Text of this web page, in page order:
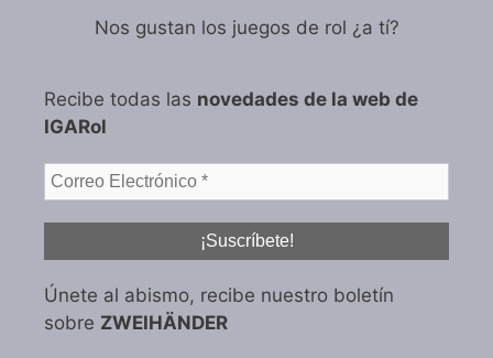
Nos gustan los juegos de rol ¿a tí?
Recibe todas las novedades de la web de
IGARol
Únete al abismo, recibe nuestro boletín
sobre ZWEIHÄNDER